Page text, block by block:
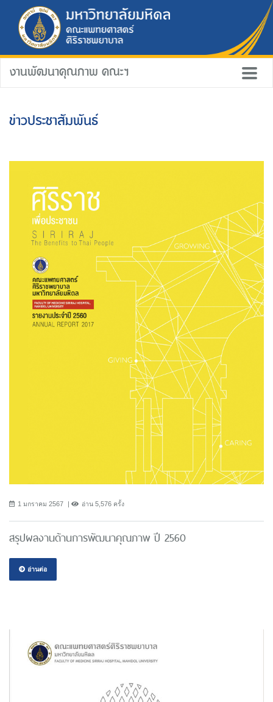
งานพัฒนาคุณภาพ คณะฯ
ข่าวประชาสัมพันธ์
1 มกราคม 2567 อ่าน 5,576 ครั้ง
สรุปผลงานด้านการพัฒนาคุณภาพ ปี 2560
อ่านต่อ